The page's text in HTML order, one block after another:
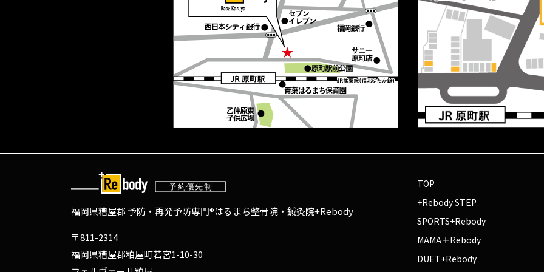
福岡県糟屋郡 予防・再発予防専門®はるまち整骨院・鍼灸院+Rebody
〒811-2314
福岡県糟屋郡粕屋町若宮1-10-30
TOP
+Rebody STEP
SPORTS+Rebody
MAMA＋Rebody
DUET+Rebody